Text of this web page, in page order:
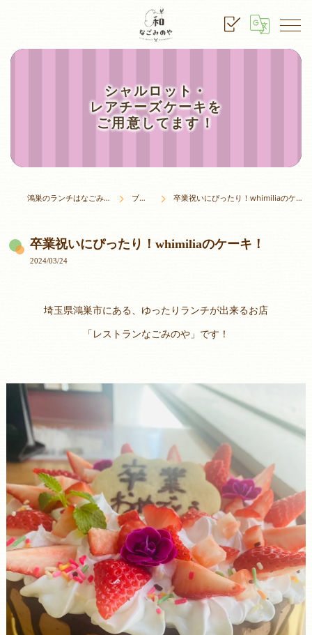
シャルロット・
レアチーズケーキを
ご用意してます！
鴻巣のランチはなごみのや ブログ 卒業祝いにぴったり！whimiliaのケーキ！
卒業祝いにぴったり！whimiliaのケーキ！
2024/03/24
埼玉県鴻巣市にある、ゆったりランチが出来るお店
「レストランなごみのや」です！